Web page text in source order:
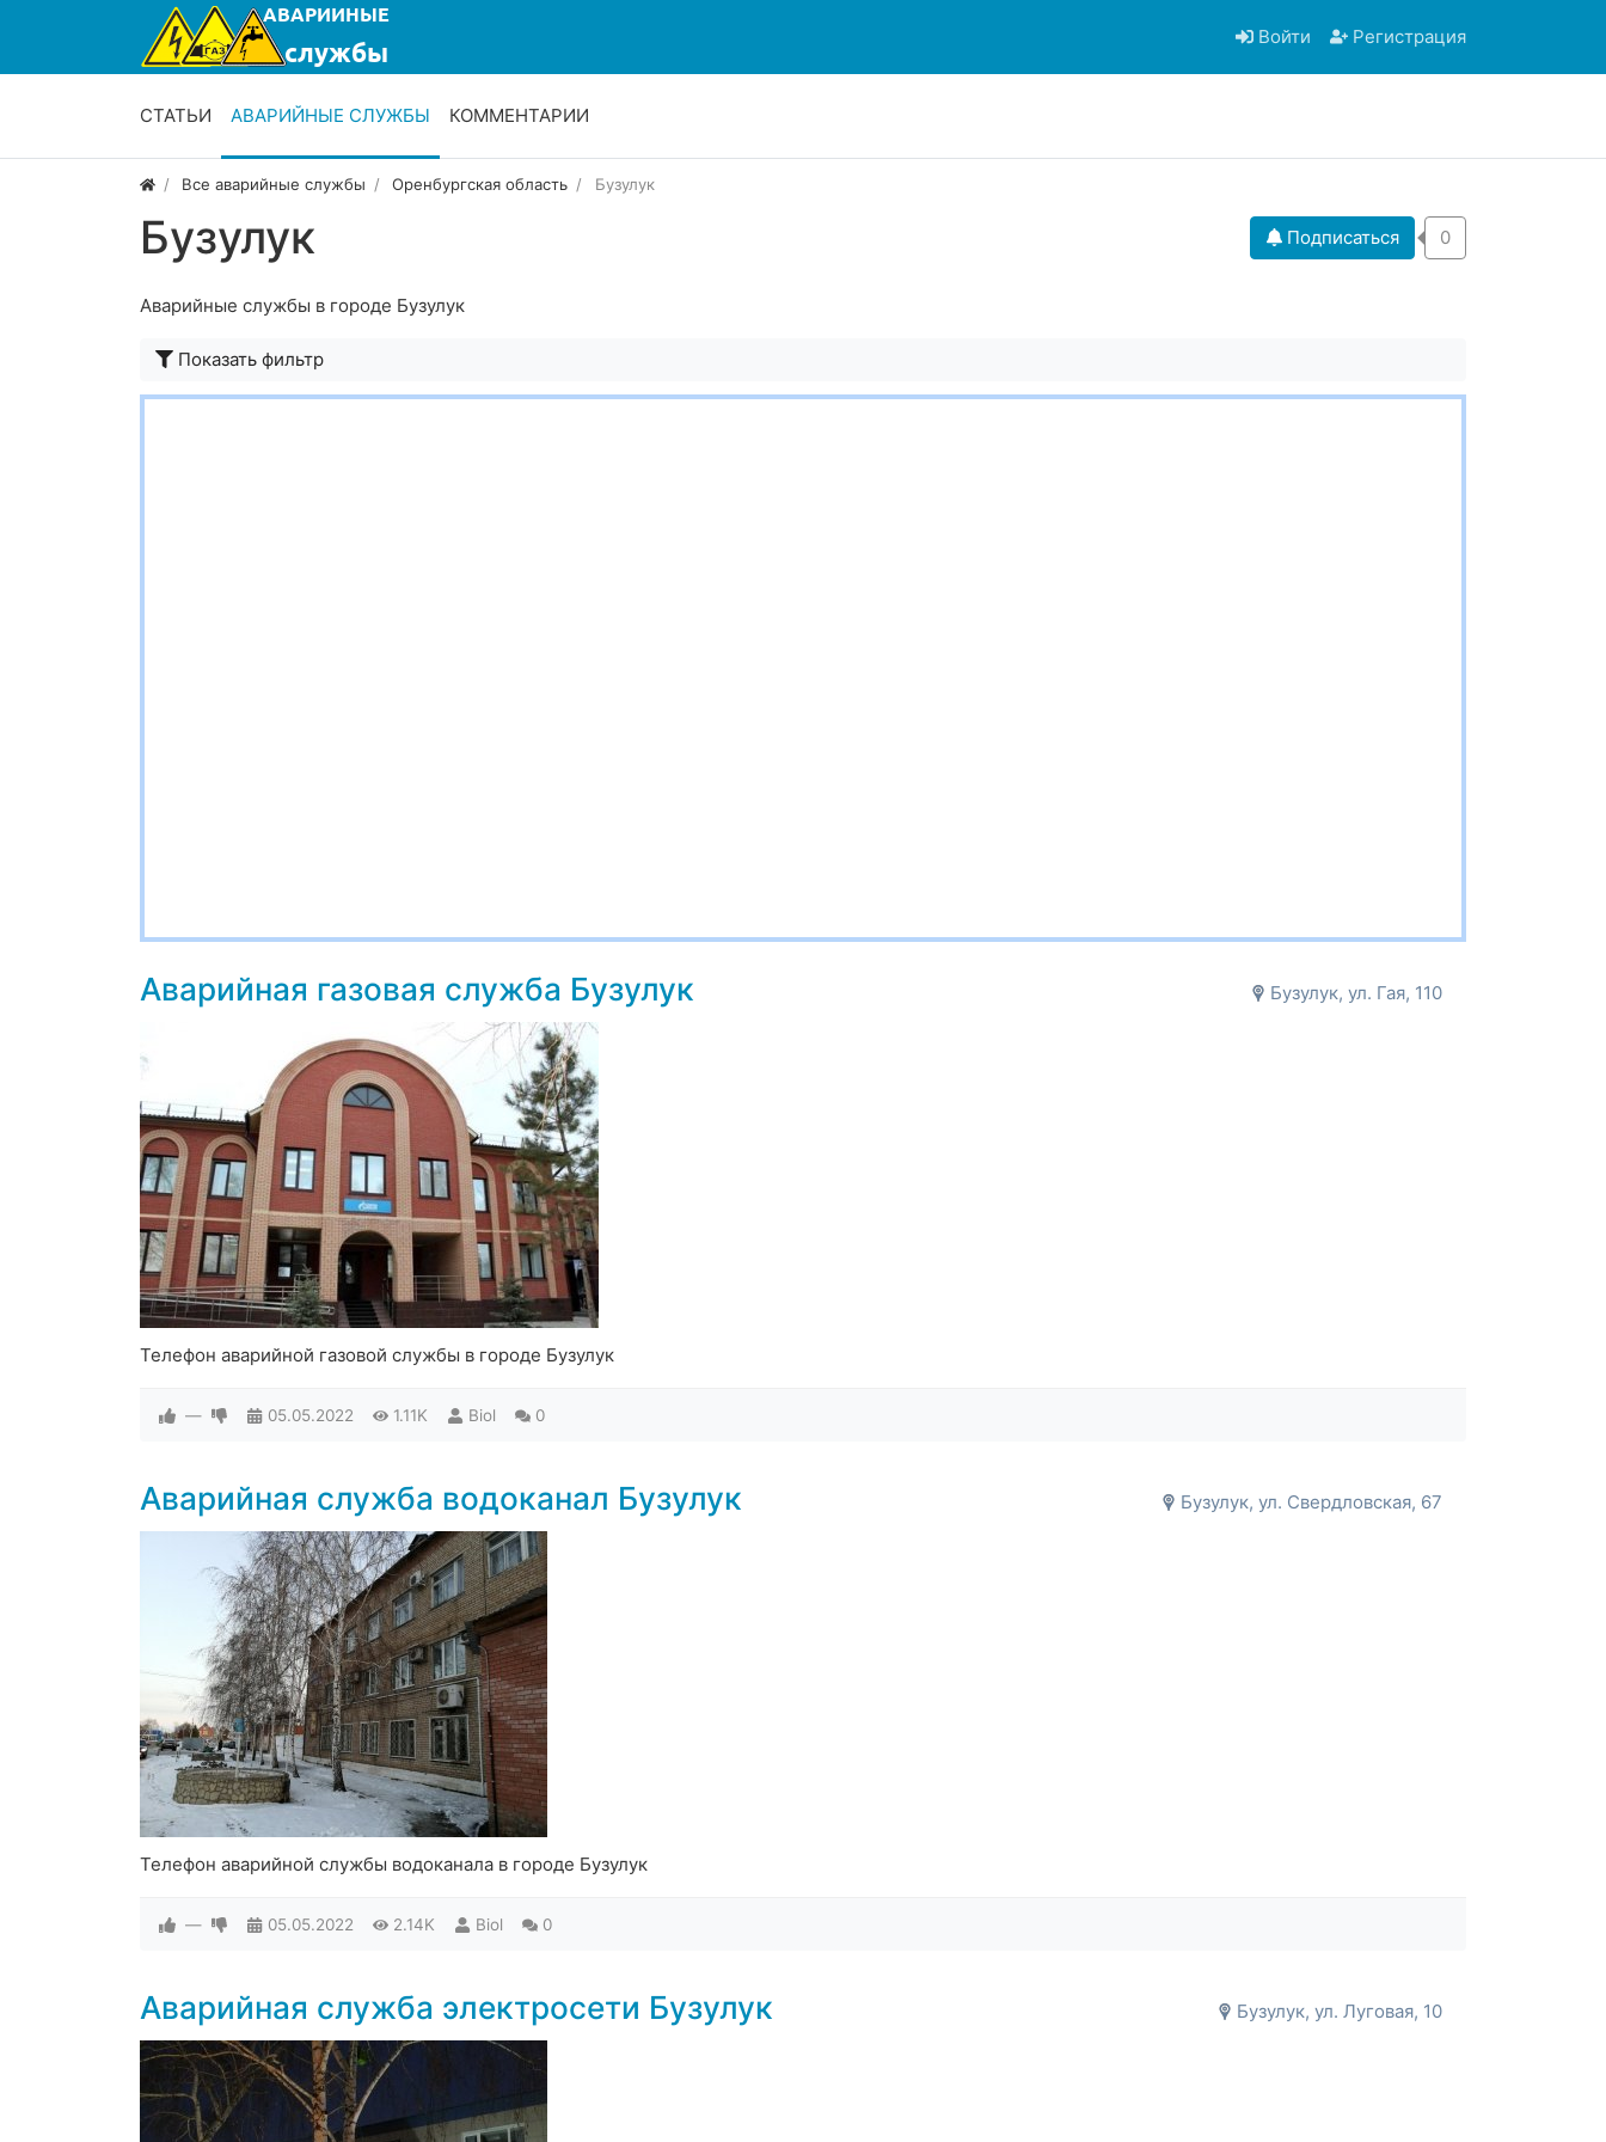
Войти Регистрация
СТАТЬИ АВАРИЙНЫЕ СЛУЖБЫ КОММЕНТАРИИ
Все аварийные службы Оренбургская область Бузулук
Бузулук Подписаться 0
Аварийные службы в городе Бузулук
Показать фильтр
Бузулук, ул. Гая, 110
Аварийная газовая служба Бузулук
Телефон аварийной газовой службы в городе Бузулук
— 05.05.2022 1.11K Biol 0
Бузулук, ул. Свердловская, 67
Аварийная служба водоканал Бузулук
Телефон аварийной службы водоканала в городе Бузулук
— 05.05.2022 2.14K Biol 0
Бузулук, ул. Луговая, 10
Аварийная служба электросети Бузулук